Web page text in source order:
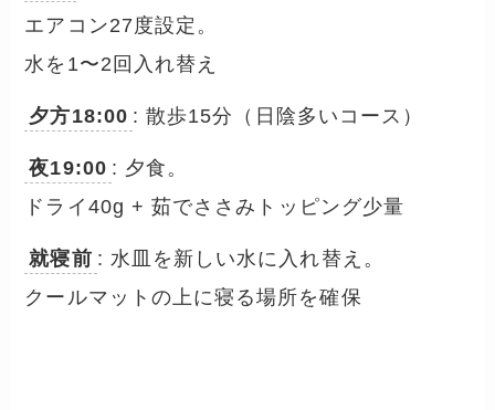
エアコン27度設定。
水を1〜2回入れ替え
夕方18:00 : 散歩15分（日陰多いコース）
夜19:00 : 夕食。
ドライ40g + 茹でささみトッピング少量
就寝前 : 水皿を新しい水に入れ替え。
クールマットの上に寝る場所を確保